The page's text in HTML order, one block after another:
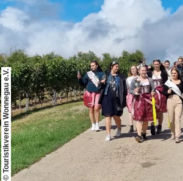
Entdecken & Erleben
Wein & Genuss
Kultur & Events
Buchen & Service
© Touristikverein Wonnegau e.V.